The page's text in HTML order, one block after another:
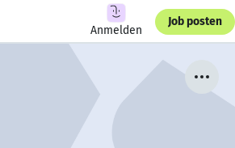
Anmelden
Job posten